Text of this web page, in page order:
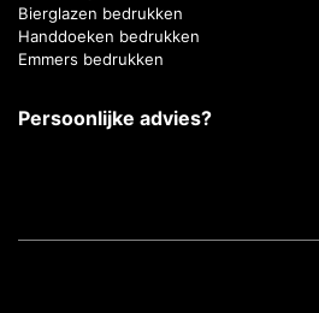
Bierglazen bedrukken
Handdoeken bedrukken
Emmers bedrukken
Persoonlijke advies?